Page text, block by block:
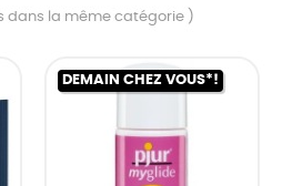
dans la même catégorie )
DEMAIN CHEZ VOUS*!